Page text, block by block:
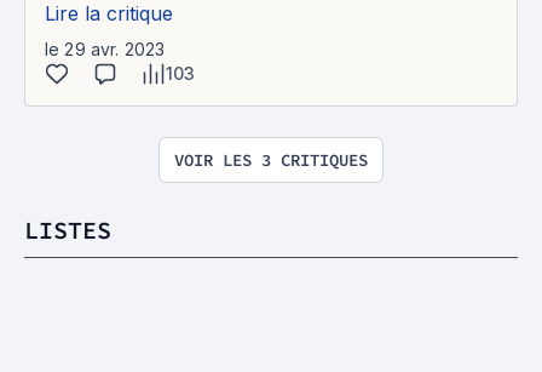
Lire la critique
le 29 avr. 2023
103
VOIR LES 3 CRITIQUES
LISTES